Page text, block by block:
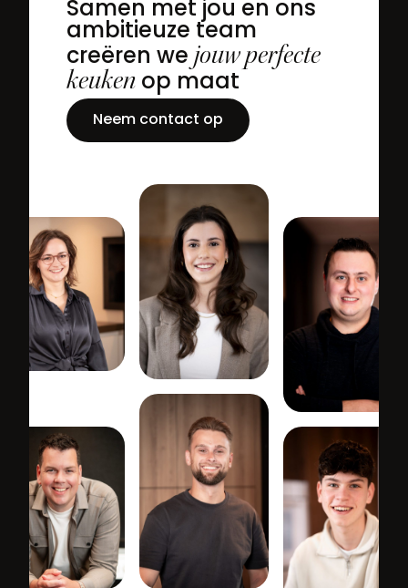
Samen met jou en ons
ambitieuze team
creëren we jouw perfecte
keukenop maat
Neem contact op